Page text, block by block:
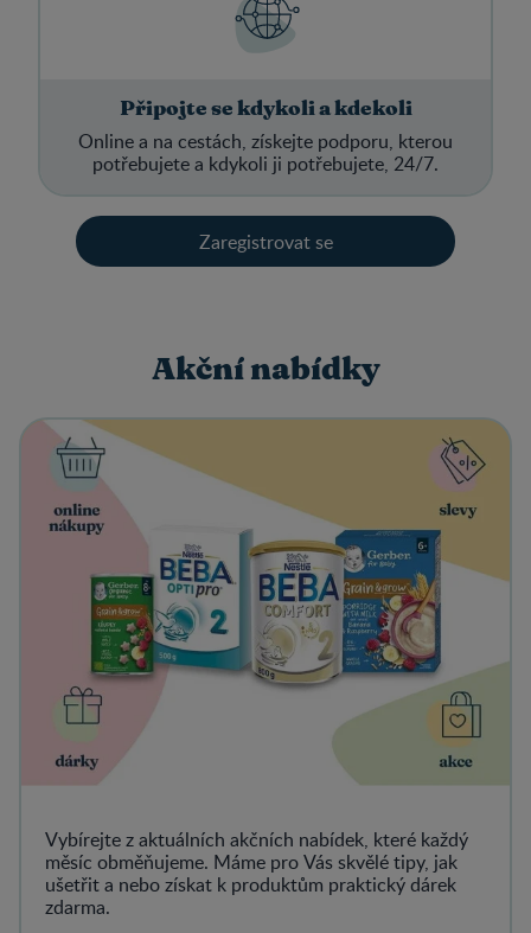
Připojte se kdykoli a kdekoli
Online a na cestách, získejte podporu, kterou
potřebujete a kdykoli ji potřebujete, 24/7.
Zaregistrovat se
Akční nabídky
View details
Vybírejte z aktuálních akčních nabídek, které každý
měsíc obměňujeme. Máme pro Vás skvělé tipy, jak
ušetřit a nebo získat k produktům praktický dárek
zdarma.